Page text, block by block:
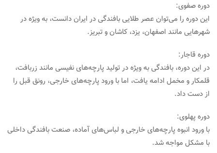
دوره صفوی:
این دوره را می‌توان عصر طلایی بافندگی در ایران دانست، به ویژه در
شهرهایی مانند اصفهان، یزد، کاشان و تبریز.
دوره قاجار:
در این دوره، بافندگی به ویژه در تولید پارچه‌های نفیسی مانند زربافت،
قلمکار و مخمل ادامه یافت، اما با ورود پارچه‌های خارجی، رونق قبل را
از دست داد.
دوره پهلوی:
با ورود انبوه پارچه‌های خارجی و لباس‌های آماده، صنعت بافندگی داخلی
با مشکل مواجه شد.